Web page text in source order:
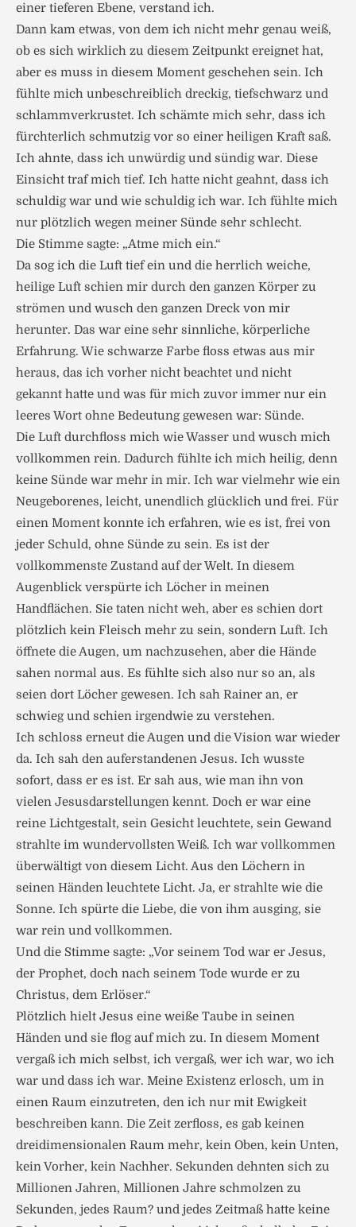
einer tieferen Ebene, verstand ich.
Dann kam etwas, von dem ich nicht mehr genau weiß,
ob es sich wirklich zu diesem Zeitpunkt ereignet hat,
aber es muss in diesem Moment geschehen sein. Ich
fühlte mich unbeschreiblich dreckig, tiefschwarz und
schlammverkrustet. Ich schämte mich sehr, dass ich
fürchterlich schmutzig vor so einer heiligen Kraft saß.
Ich ahnte, dass ich unwürdig und sündig war. Diese
Einsicht traf mich tief. Ich hatte nicht geahnt, dass ich
schuldig war und wie schuldig ich war. Ich fühlte mich
nur plötzlich wegen meiner Sünde sehr schlecht.
Die Stimme sagte: „Atme mich ein.“
Da sog ich die Luft tief ein und die herrlich weiche,
heilige Luft schien mir durch den ganzen Körper zu
strömen und wusch den ganzen Dreck von mir
herunter. Das war eine sehr sinnliche, körperliche
Erfahrung. Wie schwarze Farbe floss etwas aus mir
heraus, das ich vorher nicht beachtet und nicht
gekannt hatte und was für mich zuvor immer nur ein
leeres Wort ohne Bedeutung gewesen war: Sünde.
Die Luft durchfloss mich wie Wasser und wusch mich
vollkommen rein. Dadurch fühlte ich mich heilig, denn
keine Sünde war mehr in mir. Ich war vielmehr wie ein
Neugeborenes, leicht, unendlich glücklich und frei. Für
einen Moment konnte ich erfahren, wie es ist, frei von
jeder Schuld, ohne Sünde zu sein. Es ist der
vollkommenste Zustand auf der Welt. In diesem
Augenblick verspürte ich Löcher in meinen
Handflächen. Sie taten nicht weh, aber es schien dort
plötzlich kein Fleisch mehr zu sein, sondern Luft. Ich
öffnete die Augen, um nachzusehen, aber die Hände
sahen normal aus. Es fühlte sich also nur so an, als
seien dort Löcher gewesen. Ich sah Rainer an, er
schwieg und schien irgendwie zu verstehen.
Ich schloss erneut die Augen und die Vision war wieder
da. Ich sah den auferstandenen Jesus. Ich wusste
sofort, dass er es ist. Er sah aus, wie man ihn von
vielen Jesusdarstellungen kennt. Doch er war eine
reine Lichtgestalt, sein Gesicht leuchtete, sein Gewand
strahlte im wundervollsten Weiß. Ich war vollkommen
überwältigt von diesem Licht. Aus den Löchern in
seinen Händen leuchtete Licht. Ja, er strahlte wie die
Sonne. Ich spürte die Liebe, die von ihm ausging, sie
war rein und vollkommen.
Und die Stimme sagte: „Vor seinem Tod war er Jesus,
der Prophet, doch nach seinem Tode wurde er zu
Christus, dem Erlöser.“
Plötzlich hielt Jesus eine weiße Taube in seinen
Händen und sie flog auf mich zu. In diesem Moment
vergaß ich mich selbst, ich vergaß, wer ich war, wo ich
war und dass ich war. Meine Existenz erlosch, um in
einen Raum einzutreten, den ich nur mit Ewigkeit
beschreiben kann. Die Zeit zerfloss, es gab keinen
dreidimensionalen Raum mehr, kein Oben, kein Unten,
kein Vorher, kein Nachher. Sekunden dehnten sich zu
Millionen Jahren, Millionen Jahre schmolzen zu
Sekunden, jedes Raum? und jedes Zeitmaß hatte keine